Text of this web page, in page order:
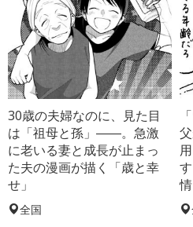
30歳の夫婦なのに、見た目
は「祖母と孫」――。急激
に老いる妻と成長が止まっ
た夫の漫画が描く「歳と幸
せ」
全国